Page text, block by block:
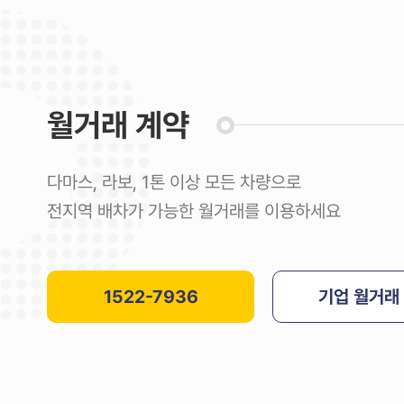
월거래 계약
다마스, 라보, 1톤 이상 모든 차량으로
전지역 배차가 가능한 월거래를 이용하세요
1522-7936 기업 월거래